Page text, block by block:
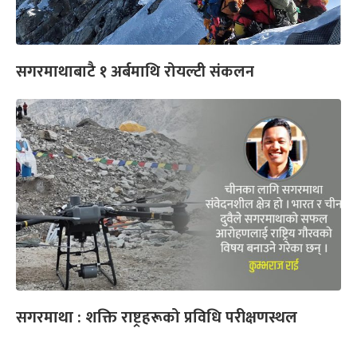
सगरमाथाबाटै १ अर्बमाथि रोयल्टी संकलन
सगरमाथा : शक्ति राष्ट्रहरूको प्रविधि परीक्षणस्थल